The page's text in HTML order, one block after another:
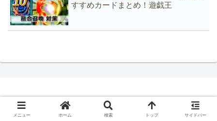
すすめカードまとめ！遊戯王
Copyright © 2020 All Rights Reserved.
メニュー ホーム 検索 トップ サイドバー